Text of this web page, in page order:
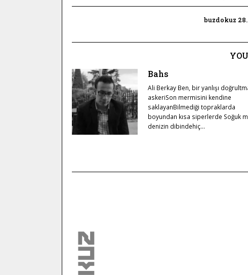
buzdokuz 28.
Bahs
Ali Berkay Ben, bir yanlışı
askeriSon mermisini kendine
saklayanBilmediği topraklarda
boyundan kısa siperlerde Soğuk
denizin dibindehiç…